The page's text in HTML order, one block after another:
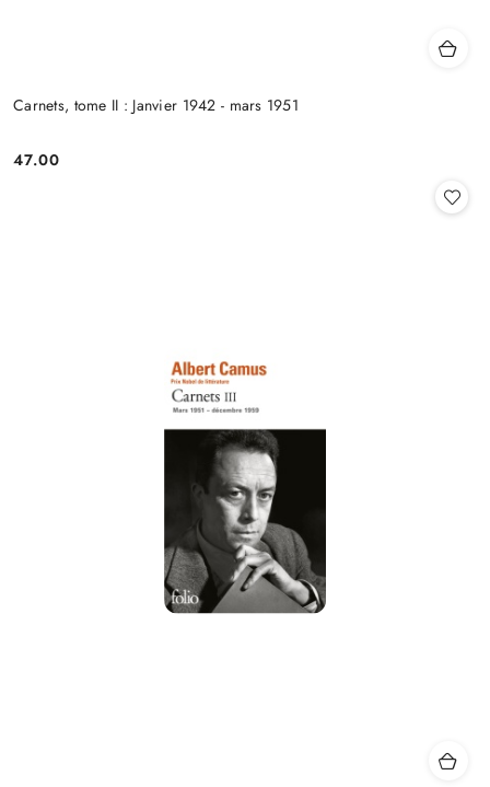
Carnets, tome II : Janvier 1942 - mars 1951
Cena:
47.00